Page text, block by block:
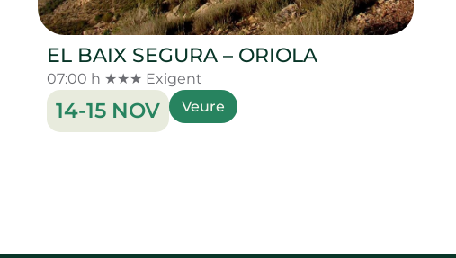
EL BAIX SEGURA – ORIOLA
07:00 h ★★★ Exigent
14-15 NOV Veure